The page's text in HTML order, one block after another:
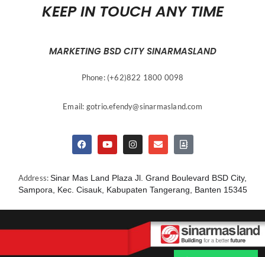
KEEP IN TOUCH ANY TIME
MARKETING BSD CITY SINARMASLAND
Phone: (+62)822 1800 0098
Email: gotrio.efendy@sinarmasland.com
Address:Sinar Mas Land Plaza Jl. Grand Boulevard BSD City,
Sampora, Kec. Cisauk, Kabupaten Tangerang, Banten 15345